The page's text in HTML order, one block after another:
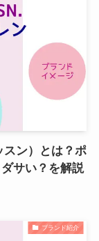
スン）とは？ポ
サい？を解説
ブランド紹介